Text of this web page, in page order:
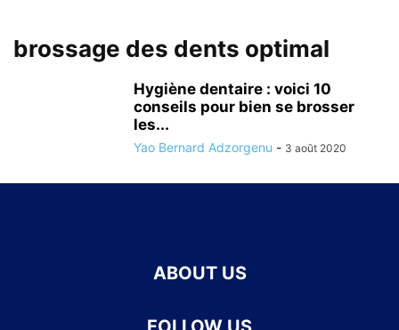
brossage des dents optimal
Hygiène dentaire : voici 10
conseils pour bien se brosser
les...
Yao Bernard Adzorgenu - 3 août 2020
ABOUT US